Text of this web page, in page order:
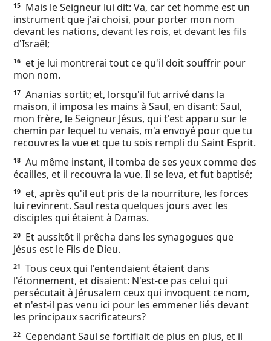
15
Mais le Seigneur lui dit: Va, car cet homme est un
instrument que j'ai choisi, pour porter mon nom
devant les nations, devant les rois, et devant les fils
d'Israël;
16
et je lui montrerai tout ce qu'il doit souffrir pour
mon nom.
17 Ananias sortit; et, lorsqu'il fut arrivé dans la
maison, il imposa les mains à Saul, en disant: Saul,
mon frère, le Seigneur Jésus, qui t'est apparu sur le
chemin par lequel tu venais, m'a envoyé pour que tu
recouvres la vue et que tu sois rempli du Saint Esprit.
18 Au même instant, il tomba de ses yeux comme des
écailles, et il recouvra la vue. Il se leva, et fut baptisé;
19
et, après qu'il eut pris de la nourriture, les forces
lui revinrent. Saul resta quelques jours avec les
disciples qui étaient à Damas.
20
Et aussitôt il prêcha dans les synagogues que
Jésus est le Fils de Dieu.
21
Tous ceux qui l'entendaient étaient dans
l'étonnement, et disaient: N'est-ce pas celui qui
persécutait à Jérusalem ceux qui invoquent ce nom,
et n'est-il pas venu ici pour les emmener liés devant
les principaux sacrificateurs?
22
Cependant Saul se fortifiait de plus en plus, et il